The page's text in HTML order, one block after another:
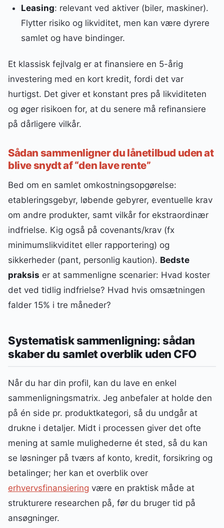
Leasing: relevant ved aktiver (biler, maskiner).
Flytter risiko og likviditet, men kan være dyrere
samlet og have bindinger.
Et klassisk fejlvalg er at finansiere en 5-årig
investering med en kort kredit, fordi det var
hurtigst. Det giver et konstant pres på likviditeten
og øger risikoen for, at du senere må refinansiere
på dårligere vilkår.
Sådan sammenligner du lånetilbud uden at
blive snydt af “den lave rente”
Bed om en samlet omkostningsopgørelse:
etableringsgebyr, løbende gebyrer, eventuelle krav
om andre produkter, samt vilkår for ekstraordinær
indfrielse. Kig også på covenants/krav (fx
minimumslikviditet eller rapportering) og
sikkerheder (pant, personlig kaution). Bedste
praksis er at sammenligne scenarier: Hvad koster
det ved tidlig indfrielse? Hvad hvis omsætningen
falder 15% i tre måneder?
Systematisk sammenligning: sådan
skaber du samlet overblik uden CFO
Når du har din profil, kan du lave en enkel
sammenligningsmatrix. Jeg anbefaler at holde den
på én side pr. produktkategori, så du undgår at
drukne i detaljer. Midt i processen giver det ofte
mening at samle mulighederne ét sted, så du kan
se løsninger på tværs af konto, kredit, forsikring og
betalinger; her kan et overblik over
erhvervsfinansiering være en praktisk måde at
strukturere researchen på, før du bruger tid på
ansøgninger.